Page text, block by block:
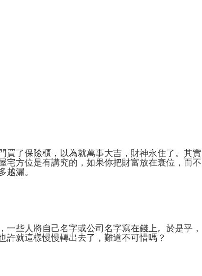
買了保險櫃，以為就萬事大吉，財神永住了。其實
宅方位是有講究的，如果你把財富放在衰位，而不
越漏。
些人將自己名字或公司名字寫在錢上。於是乎，
許就這樣慢慢轉出去了，難道不可惜嗎？